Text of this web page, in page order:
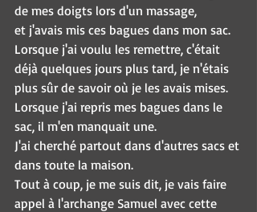
de mes doigts lors d'un massage,
et j'avais mis ces bagues dans mon sac.
Lorsque j'ai voulu les remettre, c'était
déjà quelques jours plus tard, je n'étais
plus sûr de savoir où je les avais mises.
Lorsque j'ai repris mes bagues dans le
sac, il m'en manquait une.
J'ai cherché partout dans d'autres sacs et
dans toute la maison.
Tout à coup, je me suis dit, je vais faire
appel à l'archange Samuel avec cette